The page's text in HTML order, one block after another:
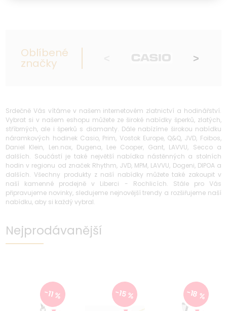
Oblíbené
značky
Srdečně Vás vítáme v našem internetovém zlatnictví a hodinářství.
Vybrat si v našem eshopu můžete ze široké nabídky šperků, zlatých,
stříbrných, ale i šperků s diamanty. Dále nabízíme širokou nabídku
náramkových hodinek Casio, Prim, Vostok Europe, Q&Q, JVD, Foibos,
Daniel Klein, Len.nox, Dugena, Lee Cooper, Gant, LAVVU, Secco a
dalších. Součástí je také největší nabídka nástěnných a stolních
hodin v regionu od značek Rhythm, JVD, MPM, LAVVU, Dogeni, DIPOA a
dalších. Všechny produkty z naší nabídky můžete také zakoupit v
naší kamenné prodejně v Liberci - Rochlicích. Stále pro Vás
připravujeme novinky, sledujeme nejnovější trendy a rozšiřujeme naší
nabídku, aby si každý vybral.
Nejprodávanější
-11 % -15 % -18 %